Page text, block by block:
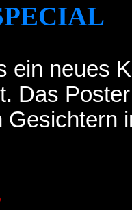
ein neues
Das
Gesichtern